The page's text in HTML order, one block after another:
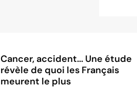
Cancer, accident... Une étude
révèle de quoi les Français
meurent le plus